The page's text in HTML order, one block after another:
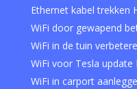
Ethernet kabel trekken
WiFi door gewapend
WiFi in de tuin
WiFi voor Tesla update
WiFi in carport